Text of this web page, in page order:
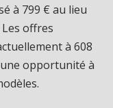
à 799 € au lieu
offres
à 608
opportunité à